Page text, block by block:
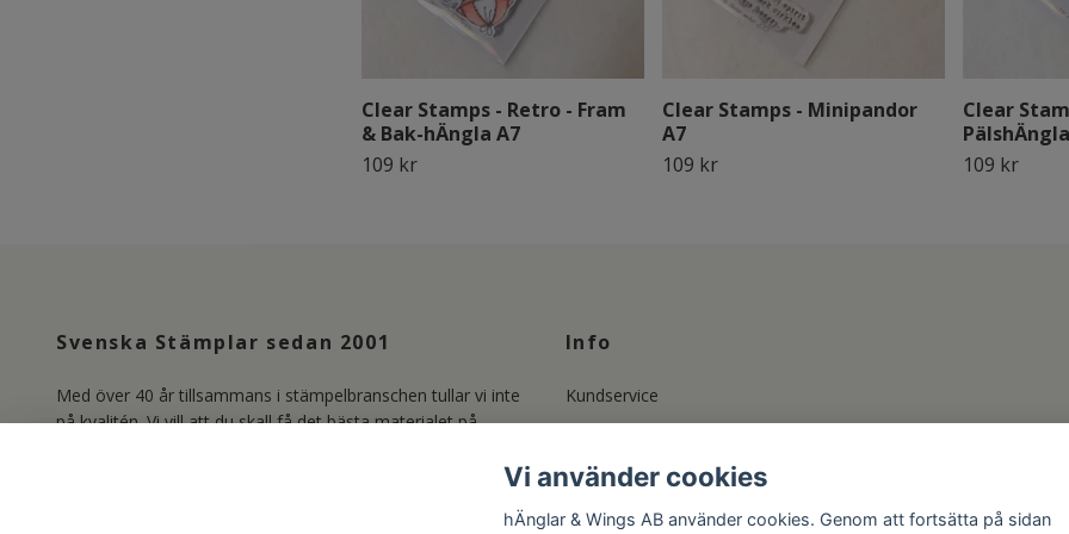
Clear Stamps - Retro - Fram
& Bak-hÄngla A7
109 kr
Clear Stamps - Minipandor
A7
109 kr
Clear
109 kr
Svenska Stämplar sedan 2001
Med över 40 år tillsammans i stämpelbranschen tullar vi inte
på kvalitén. Vi vill att du skall få det bästa materialet på
Photopolymer. Läs mer om oss under länken Kundservice.
Info
Kundservice
Info om våra Stämplar
Änglapolicy och Upphovsrätt
Vi använder cookies
hÄnglar & Wings AB använder cookies. Genom att fortsätta på sidan